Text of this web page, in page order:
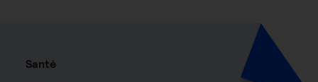
Santé